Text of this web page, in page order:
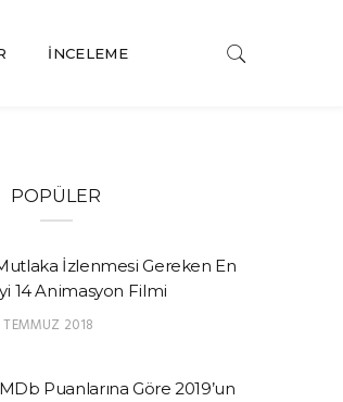
İNCELEME
POPÜLER
İzlenmesi Gereken En
14 Animasyon Filmi
TEMMUZ 2018
Puanlarına Göre 2019’un